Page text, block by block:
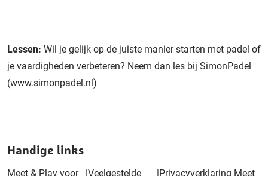
Lessen: Wil je gelijk op de juiste manier starten met padel of
je vaardigheden verbeteren? Neem dan les bij SimonPadel
(www.simonpadel.nl)
Handige links
Meet & Play voor
|Veelgestelde
|Privacyverklaring Meet